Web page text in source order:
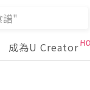
成為U Creator